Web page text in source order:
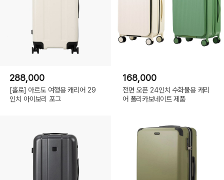
288,000
[홀로] 아르도 여행용 캐리어 29
인치 아이보리 포그
168,000
전면 오픈 24인치 수화물용 캐리
어 폴리카보네이트 제품